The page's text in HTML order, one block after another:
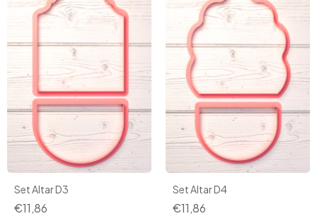
Set Altar D3
€11,86
Set Altar D4
€11,86